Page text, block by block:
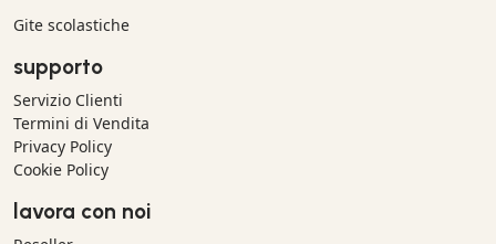
Gite scolastiche
supporto
Servizio Clienti
Termini di Vendita
Privacy Policy
Cookie Policy
lavora con noi